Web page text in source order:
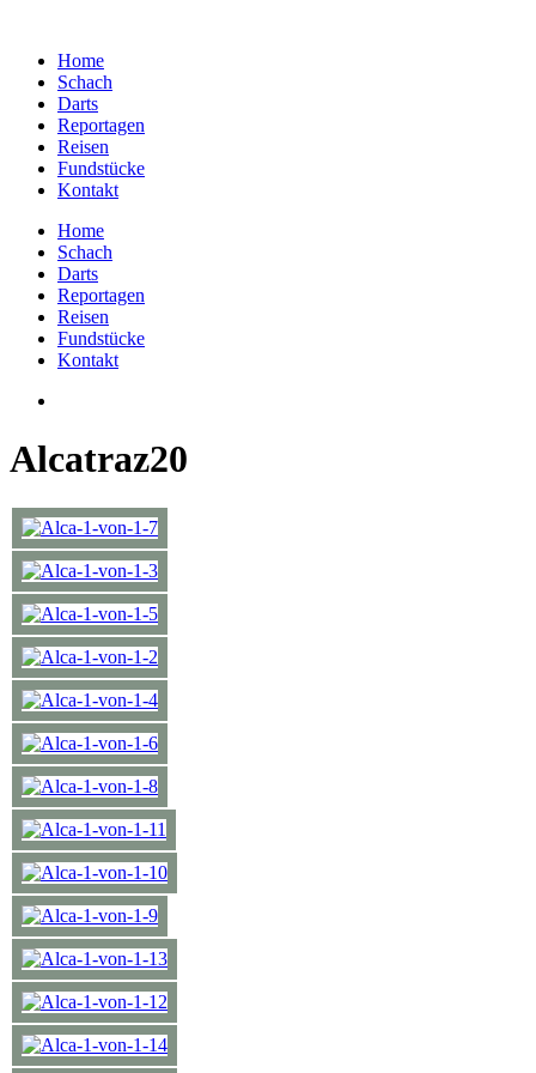
Home
Schach
Darts
Reportagen
Reisen
Fundstücke
Kontakt
Home
Schach
Darts
Reportagen
Reisen
Fundstücke
Kontakt
Alcatraz20